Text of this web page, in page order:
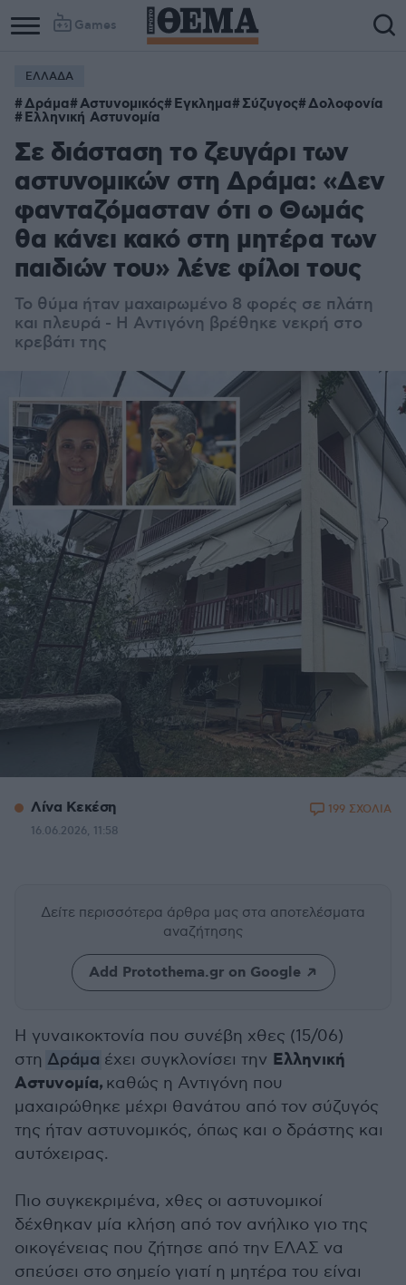
Games
ΕΛΛΑΔΑ
Δράμα Αστυνομικός Εγκλημα Σύζυγος Δολοφονία
Ελληνική Αστυνομία
Σε διάσταση το ζευγάρι των
αστυνομικών στη Δράμα: «Δεν
φανταζόμασταν ότι ο Θωμάς
θα κάνει κακό στη μητέρα των
παιδιών του» λένε φίλοι τους
Το θύμα ήταν μαχαιρωμένο 8 φορές σε πλάτη
και πλευρά - Η Αντιγόνη βρέθηκε νεκρή στο
κρεβάτι της
Λίνα Κεκέση
16.06.2026, 11:58
199 ΣΧΟΛΙΑ
Δείτε περισσότερα άρθρα μας στα αποτελέσματα
αναζήτησης
Add Protothema.gr on Google
Η γυναικοκτονία που συνέβη χθες (15/06)
στη Δράμα έχει συγκλονίσει την Ελληνική
Αστυνομία, καθώς η Αντιγόνη που
μαχαιρώθηκε μέχρι θανάτου από τον σύζυγός
της ήταν αστυνομικός, όπως και ο δράστης και
αυτόχειρας.
Πιο συγκεκριμένα, χθες οι αστυνομικοί
δέχθηκαν μία κλήση από τον ανήλικο γιο της
οικογένειας που ζήτησε από την ΕΛΑΣ να
σπεύσει στο σημείο γιατί η μητέρα του είναι